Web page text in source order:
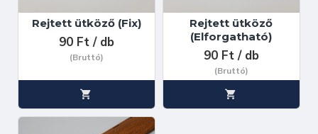
Rejtett ütköző (Fix)
90 Ft / db
(Bruttó)
Rejtett ütköző
(Elforgatható)
90 Ft / db
(Bruttó)